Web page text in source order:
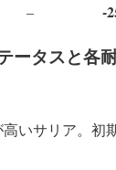
– -
ータスと各
いサリア。初